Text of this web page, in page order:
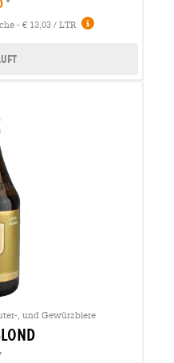
- € 13,03 / LTR
, und Gewürzbiere